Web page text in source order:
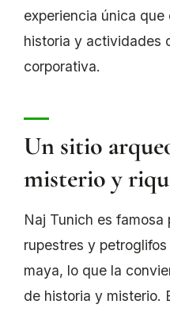
experiencia única
historia y actividades
corporativa.
Un sitio
misterio y
Naj Tunich es famosa
rupestres y
maya, lo que la
de historia y misterio.